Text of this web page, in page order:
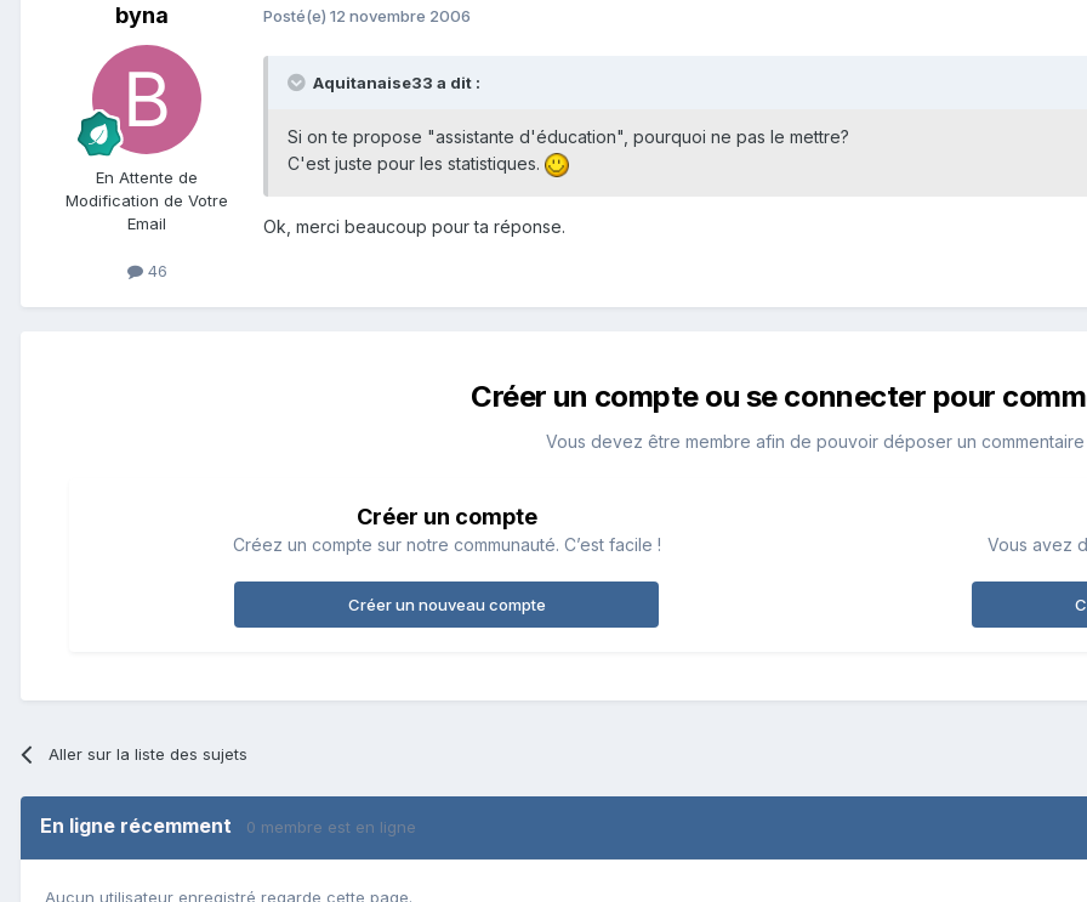
byna
En Attente de
Modification de Votre
Email
46
Posté(e) 12 novembre 2006
Aquitanaise33 a dit :
Si on te propose "assistante d'éducation", pourquoi ne pas le mettre?
C'est juste pour les statistiques.
Ok, merci beaucoup pour ta réponse.
Créer un compte ou se connecter pour
Vous devez être membre afin de pouvoir déposer un commentaire
Créer un compte
Créez un compte sur notre communauté. C’est facile !
Créer un nouveau compte
Vous avez
Aller sur la liste des sujets
En ligne récemment 0 membre est en ligne
Aucun utilisateur enregistré regarde cette page.